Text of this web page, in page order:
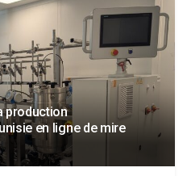
production
en ligne de mire